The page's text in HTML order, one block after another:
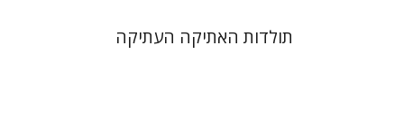
תולדות האתיקה העתיקה